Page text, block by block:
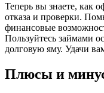
Теперь вы знаете, как
отказа и проверки.
финансовые
Пользуйтесь займами
долговую яму. Удачи
Плюсы и